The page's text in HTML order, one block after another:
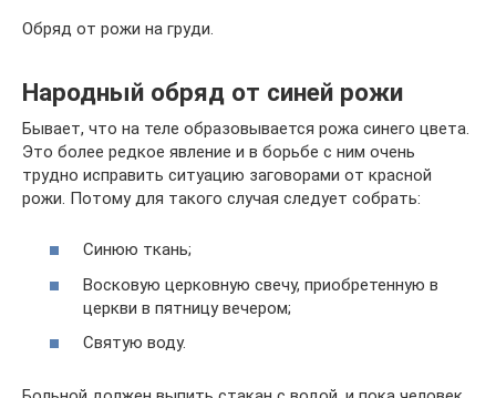
Обряд от рожи на груди.
Народный обряд от синей рожи
Бывает, что на теле образовывается рожа синего цвета.
Это более редкое явление и в борьбе с ним очень
трудно исправить ситуацию заговорами от красной
рожи. Потому для такого случая следует собрать:
Синюю ткань;
Восковую церковную свечу, приобретенную в
церкви в пятницу вечером;
Святую воду.